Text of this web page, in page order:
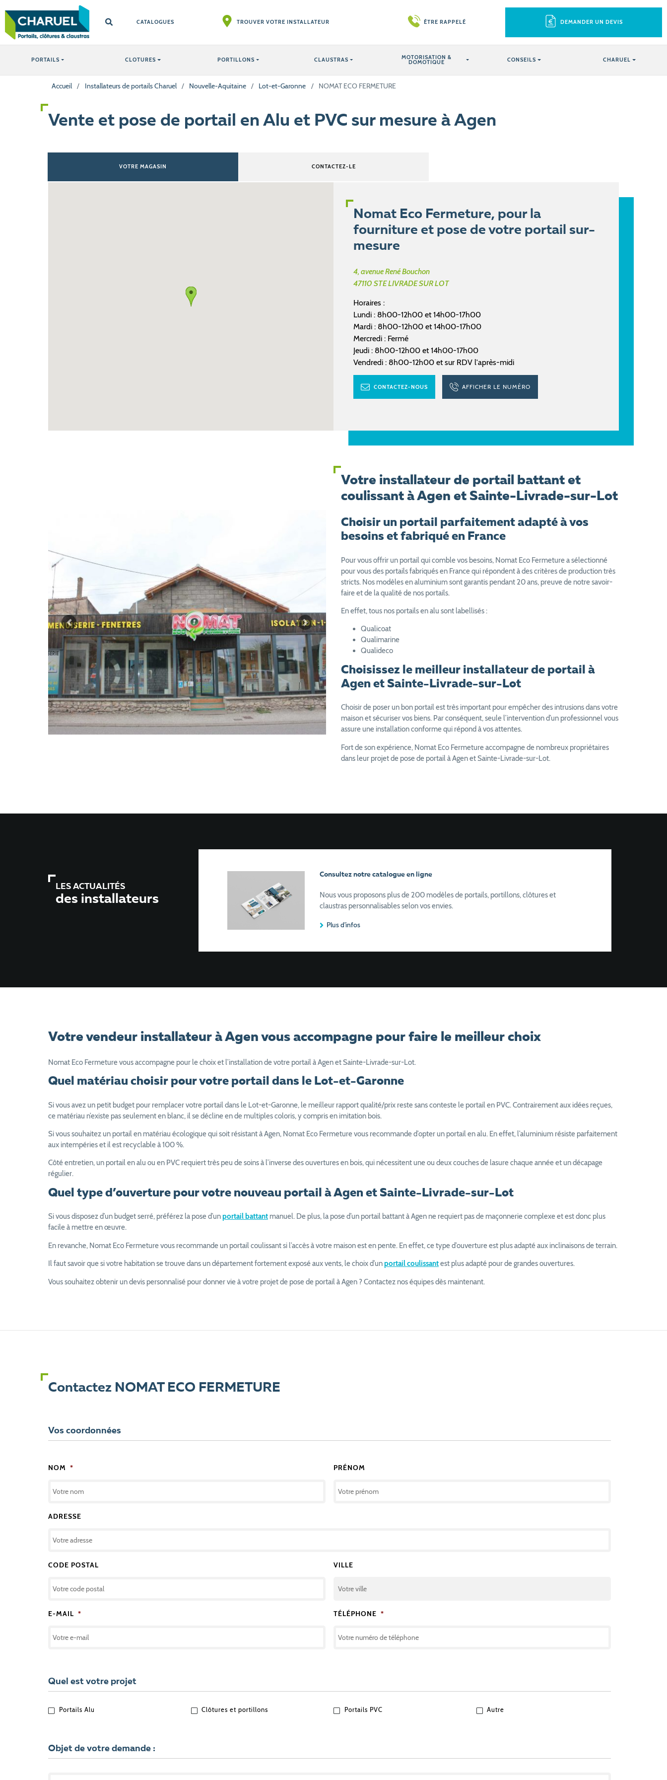
CATALOGUES TROUVER VOTRE INSTALLATEUR ÊTRE RAPPELÉ DEMANDER UN DEVIS
PORTAILS CLOTURES PORTILLONS CLAUSTRAS MOTORISATION &
DOMOTIQUE CONSEILS CHARUEL
Accueil / Installateurs de portails Charuel / Nouvelle-Aquitaine / Lot-et-Garonne / NOMAT ECO FERMETURE
Vente et pose de portail en Alu et PVC sur mesure à Agen
VOTRE MAGASIN CONTACTEZ-LE
Nomat Eco Fermeture, pour la
fourniture et pose de votre portail sur-
mesure
4, avenue René Bouchon
47110 STE LIVRADE SUR LOT
Horaires :
Lundi : 8h00-12h00 et 14h00-17h00
Mardi : 8h00-12h00 et 14h00-17h00
Mercredi : Fermé
Jeudi : 8h00-12h00 et 14h00-17h00
Vendredi : 8h00-12h00 et sur RDV l'après-midi
CONTACTEZ-NOUS AFFICHER LE NUMÉRO
Previous Next
Votre installateur de portail battant et
coulissant à Agen et Sainte-Livrade-sur-Lot
Choisir un portail parfaitement adapté à vos
besoins et fabriqué en France
Pour vous offrir un portail qui comble vos besoins, Nomat Eco Fermeture a sélectionné
pour vous des portails fabriqués en France qui répondent à des critères de production très
stricts. Nos modèles en aluminium sont garantis pendant 20 ans, preuve de notre savoir-
faire et de la qualité de nos portails.
En effet, tous nos portails en alu sont labellisés :
Qualicoat
Qualimarine
Qualideco
Choisissez le meilleur installateur de portail à
Agen et Sainte-Livrade-sur-Lot
Choisir de poser un bon portail est très important pour empêcher des intrusions dans votre
maison et sécuriser vos biens. Par conséquent, seule l’intervention d’un professionnel vous
assure une installation conforme qui répond à vos attentes.
Fort de son expérience, Nomat Eco Fermeture accompagne de nombreux propriétaires
dans leur projet de pose de portail à Agen et Sainte-Livrade-sur-Lot.
LES ACTUALITÉS
des installateurs
Consultez notre catalogue en ligne
Nous vous proposons plus de 200 modèles de portails, portillons, clôtures et
claustras personnalisables selon vos envies.
Plus d'infos
Votre vendeur installateur à Agen vous accompagne pour faire le meilleur choix
Nomat Eco Fermeture vous accompagne pour le choix et l’installation de votre portail à Agen et Sainte-Livrade-sur-Lot.
Quel matériau choisir pour votre portail dans le Lot-et-Garonne
Si vous avez un petit budget pour remplacer votre portail dans le Lot-et-Garonne, le meilleur rapport qualité/prix reste sans conteste le portail en PVC. Contrairement aux idées reçues,
ce matériau n’existe pas seulement en blanc, il se décline en de multiples coloris, y compris en imitation bois.
Si vous souhaitez un portail en matériau écologique qui soit résistant à Agen, Nomat Eco Fermeture vous recommande d’opter un portail en alu. En effet, l’aluminium résiste parfaitement
aux intempéries et il est recyclable à 100 %.
Côté entretien, un portail en alu ou en PVC requiert très peu de soins à l’inverse des ouvertures en bois, qui nécessitent une ou deux couches de lasure chaque année et un décapage
régulier.
Quel type d’ouverture pour votre nouveau portail à Agen et Sainte-Livrade-sur-Lot
Si vous disposez d’un budget serré, préférez la pose d’unportail battant manuel. De plus, la pose d’un portail battant à Agen ne requiert pas de maçonnerie complexe et est donc plus
facile à mettre en œuvre.
En revanche, Nomat Eco Fermeture vous recommande un portail coulissant si l’accès à votre maison est en pente. En effet, ce type d’ouverture est plus adapté aux inclinaisons de terrain.
Il faut savoir que si votre habitation se trouve dans un département fortement exposé aux vents, le choix d’unportail coulissantest plus adapté pour de grandes ouvertures.
Vous souhaitez obtenir un devis personnalisé pour donner vie à votre projet de pose de portail à Agen ? Contactez nos équipes dès maintenant.
Contactez NOMAT ECO FERMETURE
Vos coordonnées
NOM * PRÉNOM
ADRESSE
CODE POSTAL VILLE
E-MAIL * TÉLÉPHONE *
Quel est votre projet
QUEL
?
Portails Alu Clôtures et portillons Portails PVC Autre
Objet de votre demande :